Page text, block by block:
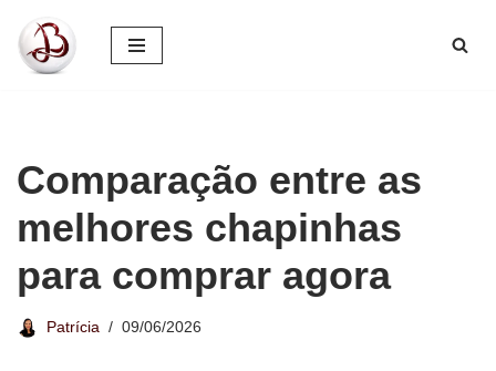
Pular
Comparação entre as
melhores chapinhas
para comprar agora
Patrícia 09/06/2026